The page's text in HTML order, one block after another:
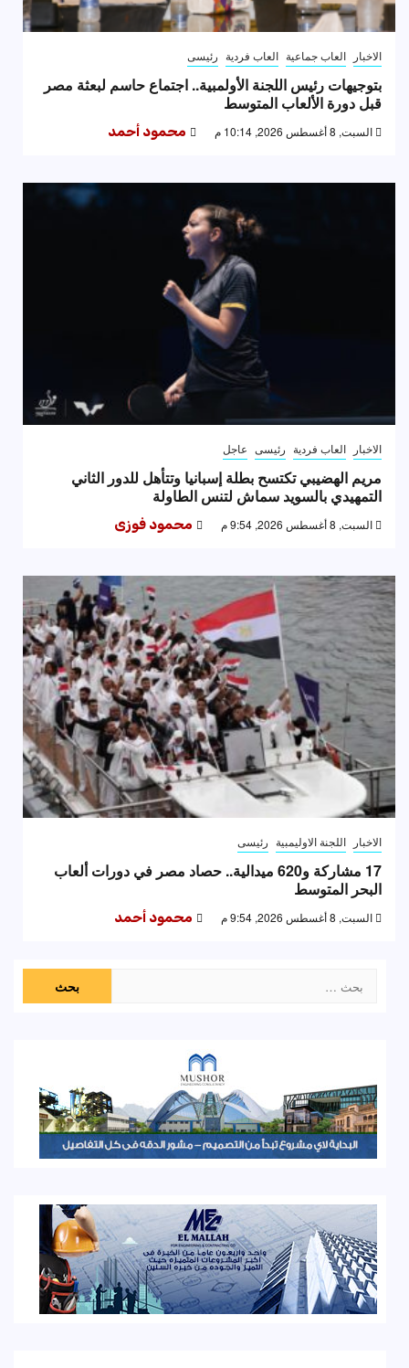
الاخبار العاب جماعية العاب فردية رئيسى
بتوجيهات رئيس اللجنة الأولمبية.. اجتماع حاسم لبعثة مصر
قبل دورة الألعاب المتوسط
السبت, 8 أغسطس 2026, 10:14 م محمود أحمد
الاخبار العاب فردية رئيسى عاجل
مريم الهضيبي تكتسح بطلة إسبانيا وتتأهل للدور الثاني
التمهيدي بالسويد سماش لتنس الطاولة
السبت, 8 أغسطس 2026, 9:54 م محمود فوزى
الاخبار اللجنة الاوليمبية رئيسى
17 مشاركة و620 ميدالية.. حصاد مصر في دورات ألعاب
البحر المتوسط
السبت, 8 أغسطس 2026, 9:54 م محمود أحمد
عن: